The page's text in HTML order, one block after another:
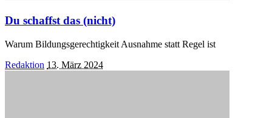
Du schaffst das (nicht)
Warum Bildungsgerechtigkeit Ausnahme statt Regel ist
Posted
Redaktion 13. März 2024